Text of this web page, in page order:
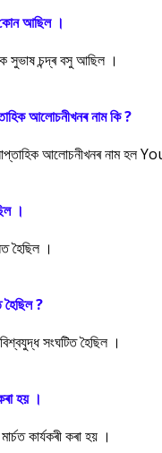
কোন আছিল ।
সুভাষ চন্দ্ৰ বসু আছিল ।
আলোচনীখনৰ নাম কি ?
সাপ্তাহিক আলোচনীখনৰ নাম
।
হৈছিল ।
হৈছিল ?
সংঘটিত হৈছিল ।
হয় ।
কাৰ্যকৰী কৰা হয় ।